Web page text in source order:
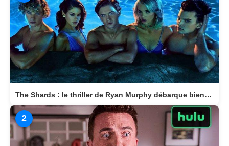
The Shards : le thriller de Ryan Murphy débarque bientôt sur Disney+
2